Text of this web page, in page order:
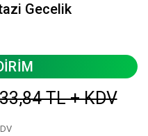
Gecelik
TL + KDV